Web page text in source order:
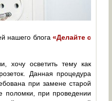
нашего блога «Делайте с
хочу осветить тему как
Данная процедура
при замене старой
поломки, при проведении